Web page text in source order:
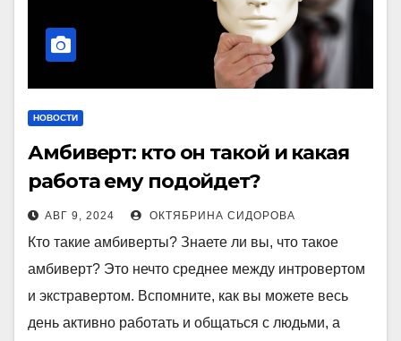
НОВОСТИ
Амбиверт: кто он такой и какая
работа ему подойдет?
АВГ 9, 2024 ОКТЯБРИНА СИДОРОВА
Кто такие амбиверты? Знаете ли вы, что такое
амбиверт? Это нечто среднее между интровертом
и экстравертом. Вспомните, как вы можете весь
день активно работать и общаться с людьми, а